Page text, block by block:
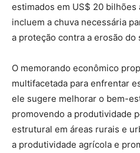
estimados em US$ 20 bilhões
incluem a chuva necessária
a proteção contra a erosão do
O memorando econômico
multifacetada para enfrentar
ele sugere melhorar o bem-
promovendo a produtividade
estrutural em áreas rurais e
a produtividade agrícola e